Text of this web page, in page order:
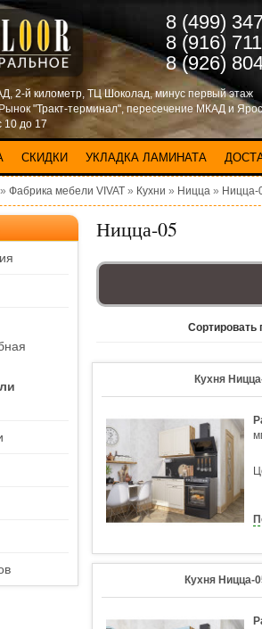
8 (499)
8 (916)
8 (926)
2-й километр, ТЦ Шоколад, минус первый этаж
"Тракт-терминал", пересечение МКАД и
до 17
СКИДКИ УКЛАДКА ЛАМИНАТА
» Фабрика мебели VIVAT » Кухни » Ницца » Ницца-
Ницца-05
Сортировать
Кухня
Кухня Ницца-